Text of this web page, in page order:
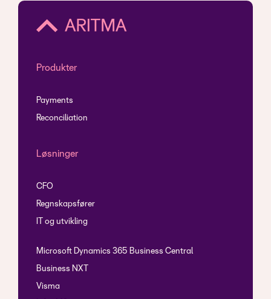
Produkter
Payments
Reconciliation
Løsninger
CFO
Regnskapsfører
IT og utvikling
Microsoft Dynamics 365 Business Central
Business NXT
Visma